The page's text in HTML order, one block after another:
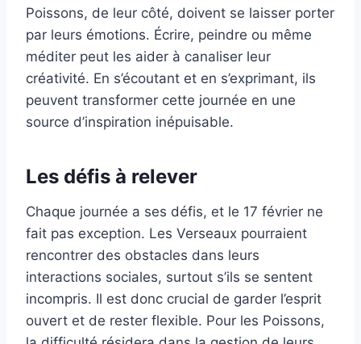
Poissons, de leur côté, doivent se laisser porter
par leurs émotions. Écrire, peindre ou même
méditer peut les aider à canaliser leur
créativité. En s’écoutant et en s’exprimant, ils
peuvent transformer cette journée en une
source d’inspiration inépuisable.
Les défis à relever
Chaque journée a ses défis, et le 17 février ne
fait pas exception. Les Verseaux pourraient
rencontrer des obstacles dans leurs
interactions sociales, surtout s’ils se sentent
incompris. Il est donc crucial de garder l’esprit
ouvert et de rester flexible. Pour les Poissons,